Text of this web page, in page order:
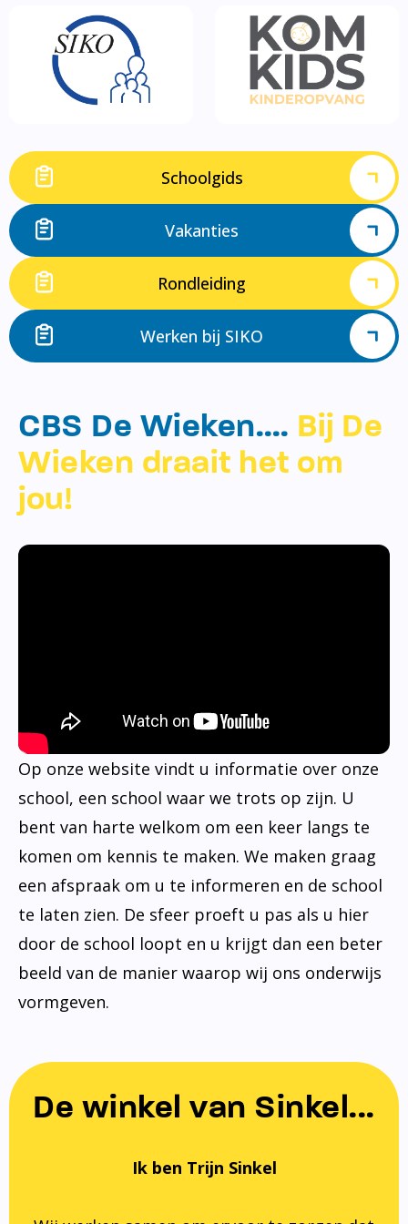
Schoolgids
Vakanties
Rondleiding
Werken bij SIKO
CBS De Wieken…. Bij De
Wieken draait het om
jou!
Op onze website vindt u informatie over onze
school, een school waar we trots op zijn. U
bent van harte welkom om een keer langs te
komen om kennis te maken. We maken graag
een afspraak om u te informeren en de school
te laten zien. De sfeer proeft u pas als u hier
door de school loopt en u krijgt dan een beter
beeld van de manier waarop wij ons onderwijs
vormgeven.
De winkel van Sinkel...
Ik ben Trijn Sinkel